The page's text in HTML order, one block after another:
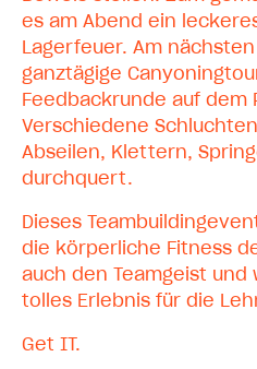
es am Abend ein
Lagerfeuer. Am
ganztägige
Feedbackrunde auf dem
Verschiedene
Abseilen, Klettern,
durchquert.
Dieses
die körperliche Fitness
auch den Teamgeist und
tolles Erlebnis für die
Get IT.